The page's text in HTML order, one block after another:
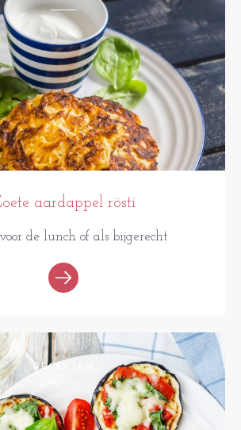
aardappel rösti
de lunch of als bijgerecht
RECEPTEN